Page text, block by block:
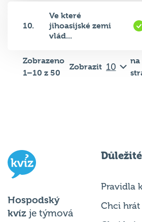
10.
Ve které
jihoasijské zemi
vlád...
Zobrazeno
1–10 z 50
Zobrazit
na
Hospodský
kvíz je týmová
Pravidla
Chci hrát